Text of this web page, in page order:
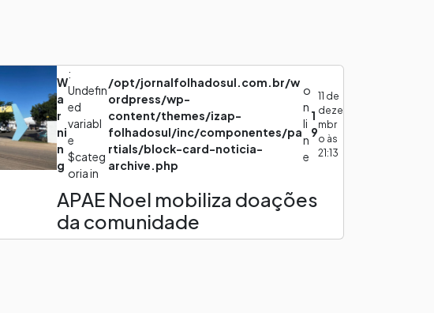
W
a
r
ni
n
g
:
Undefin
ed
variabl
e
$categ
oria in
/opt/jornalfolhadosul.com.br/w
ordpress/wp-
content/themes/izap-
folhadosul/inc/componentes/pa
rtials/block-card-noticia-
archive.php
o
n
li
n
e
1
9
11 de
deze
mbr
o às
21:13
APAE Noel mobiliza doações
da comunidade